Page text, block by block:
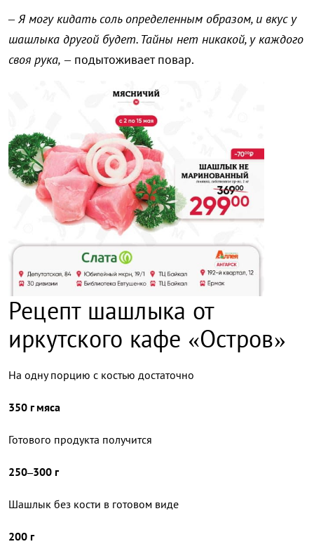
–Я могу кидать соль определенным образом, и вкус у
шашлыка другой будет. Тайны нет никакой, у каждого
своя рука, – подытоживает повар.
Рецепт шашлыка от
иркутского кафе «Остров»
На одну порцию с костью достаточно
350 г мяса
Готового продукта получится
250–300 г
Шашлык без кости в готовом виде
200 г